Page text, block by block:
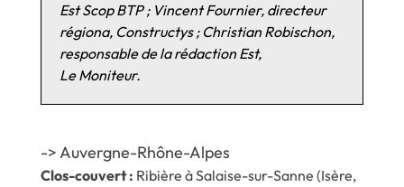
Est Scop BTP ; Vincent Fournier, directeur
régiona, Constructys ; Christian Robischon,
responsable de la rédaction Est,
Le Moniteur.
-> Auvergne-Rhône-Alpes
Clos-couvert : Ribière à Salaise-sur-Sanne (Isère,